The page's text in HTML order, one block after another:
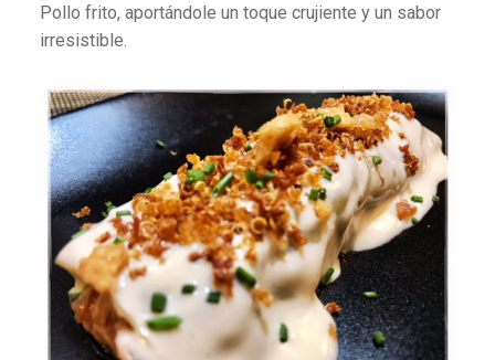
Pollo frito, aportándole un toque crujiente y un sabor
irresistible.